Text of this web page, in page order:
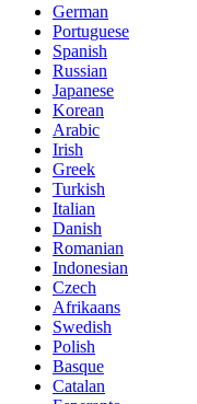
German
Portuguese
Spanish
Russian
Japanese
Korean
Arabic
Irish
Greek
Turkish
Italian
Danish
Romanian
Indonesian
Czech
Afrikaans
Swedish
Polish
Basque
Catalan